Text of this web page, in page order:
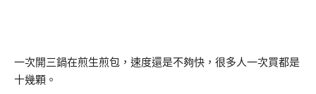
一次開三鍋在煎生煎包，速度還是不夠快，很多人一次買都是
十幾顆。